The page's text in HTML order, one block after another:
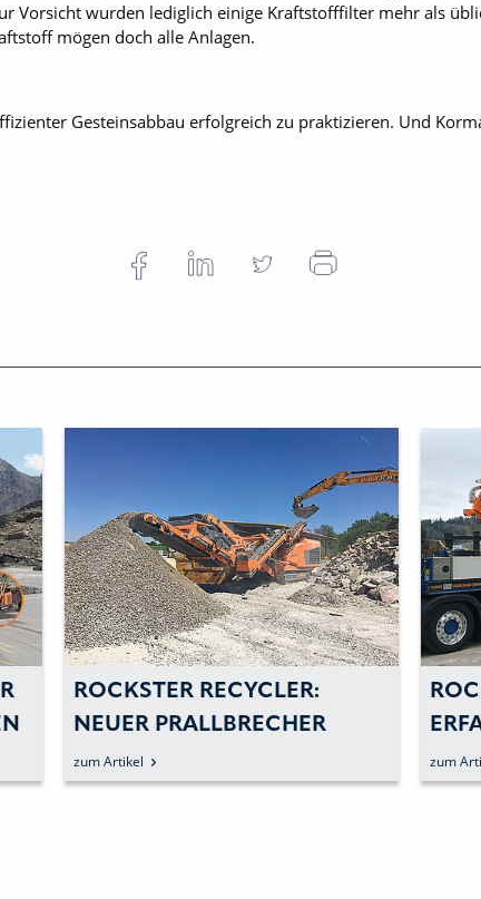
Vorsicht wurden lediglich einige Kraftstoff­filter mehr als
mögen doch alle Anlagen.
Gesteinsabbau erfolgreich zu praktizieren. Und
ROCKSTER RECYCLER:
NEUER PRALLBRECHER
WARTET MIT VIELFÄLTIGEN
EINSATZMÖGLICHKEITEN
zum Artikel
DEN
zum